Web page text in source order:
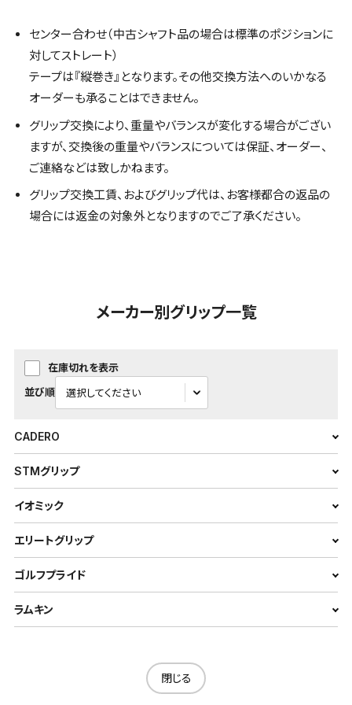
センター合わせ（中古シャフト品の場合は標準のポジションに
対してストレート）
テープは『縦巻き』となります。その他交換方法へのいかなる
オーダーも承ることはできません。
グリップ交換により、重量やバランスが変化する場合がござい
ますが、交換後の重量やバランスについては保証、オーダー、
ご連絡などは致しかねます。
グリップ交換工賃、およびグリップ代は、お客様都合の返品の
場合には返金の対象外となりますのでご了承ください。
メーカー別グリップ一覧
在庫切れを表示
並び順
CADERO
STMグリップ
イオミック
エリートグリップ
ゴルフプライド
ラムキン
閉じる